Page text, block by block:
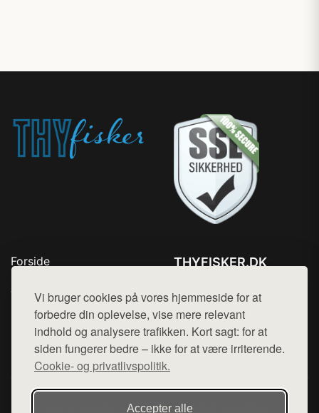
Vi bruger cookies på vores hjemmeside for at
forbedre din oplevelse, vise mere relevant
indhold og analysere trafikken. Kort sagt: for at
siden fungerer bedre – ikke for at være irriterende.
Cookie- og privatlivspolitik.
Accepter alle
Forside
Top Rabatter
Kontakt
THYFISKER.DK
Mail: hej@want.dk
Cookie- og privatlivspolitik
Denne side er en del af want.dk, der udgiver en række